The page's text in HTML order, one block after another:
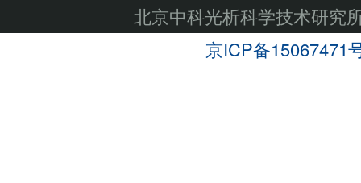
北京中科光析科学技术研究
京ICP备15067471